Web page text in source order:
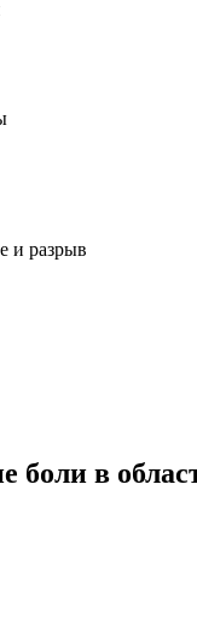
и разрыв
боли в